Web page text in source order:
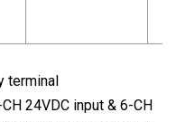
terminal